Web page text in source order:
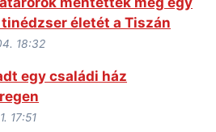
életét a Tiszán
18:32
egy családi ház
17:51